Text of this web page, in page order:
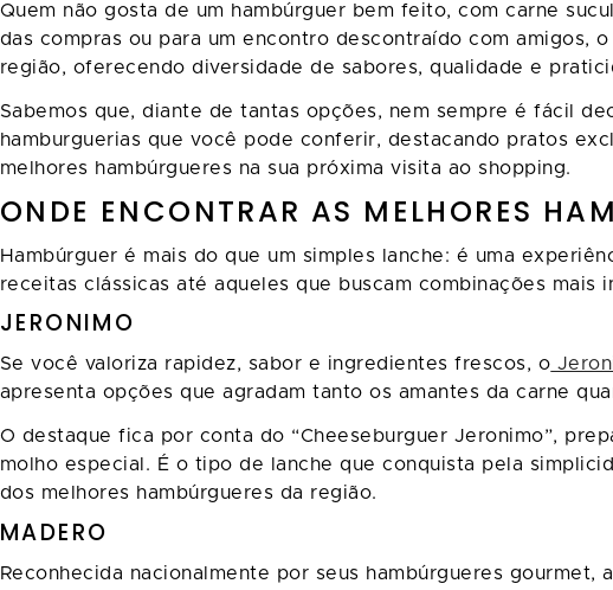
Quem não gosta de um hambúrguer bem feito, com carne
das compras ou para um encontro descontraído com amigos,
região, oferecendo diversidade de sabores, qualidade e
Sabemos que, diante de tantas opções, nem sempre é fácil
hamburguerias que você pode conferir, destacando pratos
melhores hambúrgueres na sua próxima visita ao shopping.
ONDE ENCONTRAR AS MELHORES
Hambúrguer é mais do que um simples lanche: é uma
receitas clássicas até aqueles que buscam combinações mais
JERONIMO
Se você valoriza rapidez, sabor e ingredientes frescos, o
apresenta opções que agradam tanto os amantes da carne
O destaque fica por conta do “Cheeseburguer Jeronimo”,
molho especial. É o tipo de lanche que conquista pela
dos melhores hambúrgueres da região.
MADERO
Reconhecida nacionalmente por seus hambúrgueres gourmet,